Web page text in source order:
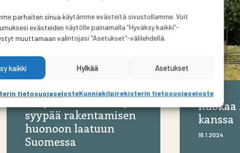
parhaiten sinua käytämme evästeitä sivustollamme. Voit
evästeiden käytölle painamalla ”Hyväksy kaikki”-
muuttamaan valintojasi "Asetukset"-välilehdellä.
kaikki Hylkää Asetukset
tietosuojaselosteKunniakilpirekisterin tietosuojaseloste
C. L. Engel oli
tekijänoikeusvaras ja
syypää rakentamisen
huonoon laatuun
Suomessa
kanssa
16.1.2024